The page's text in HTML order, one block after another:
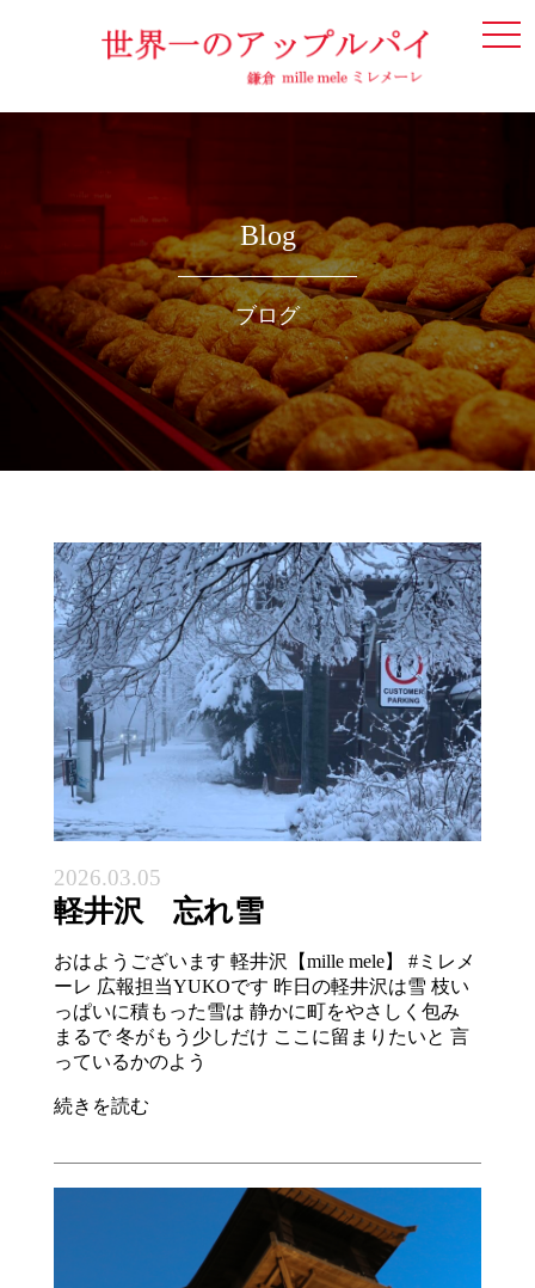
Blog
ブログ
2026.03.05
軽井沢 忘れ雪
おはようございます 軽井沢【mille mele】 #ミレメ
ーレ 広報担当YUKOです 昨日の軽井沢は雪 枝い
っぱいに積もった雪は 静かに町をやさしく包み
まるで 冬がもう少しだけ ここに留まりたいと 言
っているかのよう
続きを読む